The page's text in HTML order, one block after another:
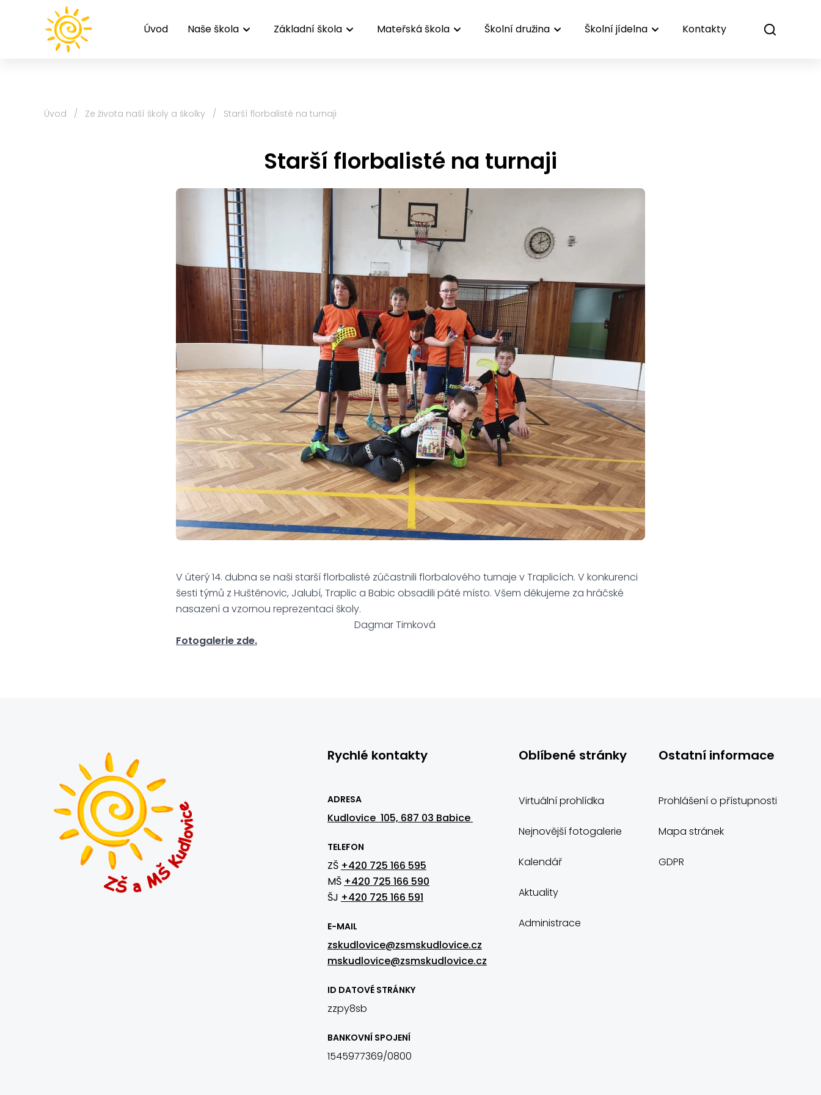
Úvod Naše škola Základní škola Mateřská škola Školní družina Školní jídelna Kontakty
Úvod / Ze života naší školy a školky / Starší florbalisté na turnaji
Starší florbalisté na turnaji
V úterý 14. dubna se naši starší florbalisté zúčastnili florbalového turnaje v Traplicích. V konkurenci
šesti týmů z Huštěnovic, Jalubí, Traplic a Babic obsadili páté místo. Všem děkujeme za hráčské
nasazení a vzornou reprezentaci školy.
Dagmar Timková
Fotogalerie zde.
Rychlé kontakty
ADRESA
Kudlovice 105, 687 03 Babice
TELEFON
ZŠ +420 725 166 595
MŠ +420 725 166 590
ŠJ +420 725 166 591
E-MAIL
zskudlovice@zsmskudlovice.cz
mskudlovice@zsmskudlovice.cz
ID DATOVÉ STRÁNKY
zzpy8sb
BANKOVNÍ SPOJENÍ
1545977369/0800
Oblíbené stránky
Virtuální prohlídka
Nejnovější fotogalerie
Kalendář
Aktuality
Administrace
Ostatní informace
Prohlášení o přístupnosti
Mapa stránek
GDPR